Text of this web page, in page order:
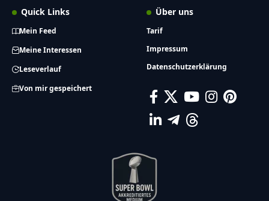
Quick Links
Mein Feed
Meine Interessen
Leseverlauf
Von mir gespeichert
Über uns
Tarif
Impressum
Datenschutzerklärung